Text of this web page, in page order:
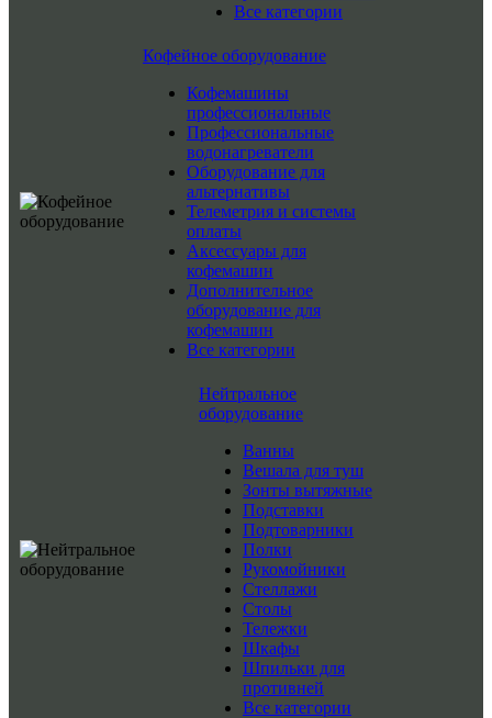
Все категории
Кофейное оборудование
Кофемашины
профессиональные
Профессиональные
водонагреватели
Оборудование для
альтернативы
Телеметрия и системы
оплаты
Аксессуары для
кофемашин
Дополнительное
оборудование для
кофемашин
Все категории
Нейтральное
оборудование
Ванны
Вешала для туш
Зонты вытяжные
Подставки
Подтоварники
Полки
Рукомойники
Стеллажи
Столы
Тележки
Шкафы
Шпильки для
противней
Все категории